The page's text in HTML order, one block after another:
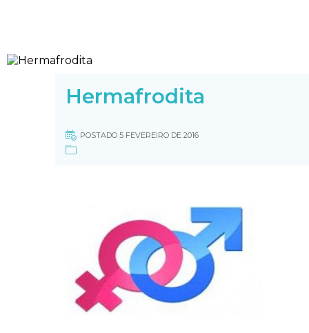
Hermafrodita
POSTADO 5 FEVEREIRO DE 2016